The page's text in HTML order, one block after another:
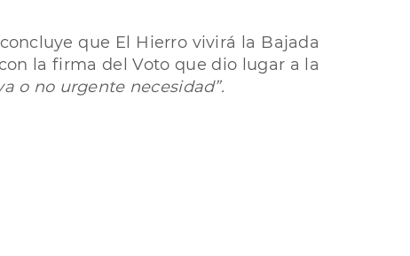
que El Hierro vivirá la Bajada
la firma del Voto que dio lugar a la
o no urgente necesidad”.